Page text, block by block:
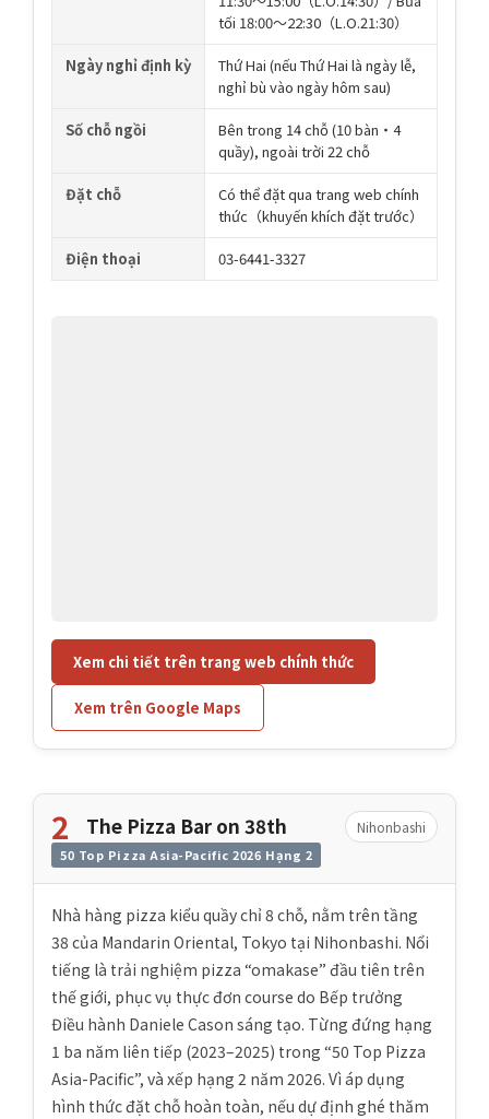
tối 18:00〜22:30（L.O.21:30）
Ngày nghỉ định kỳ
Thứ Hai (nếu Thứ Hai là ngày lễ,
nghỉ bù vào ngày hôm sau)
Số chỗ ngồi
Bên trong 14 chỗ (10 bàn・4
quầy), ngoài trời 22 chỗ
Đặt chỗ
Có thể đặt qua trang web chính
thức（khuyến khích đặt trước）
Điện thoại 03-6441-3327
Xem chi tiết trên trang web chính thức
Xem trên Google Maps
2 The Pizza Bar on 38th Nihonbashi
50 Top Pizza Asia-Pacific 2026 Hạng 2
Nhà hàng pizza kiểu quầy chỉ 8 chỗ, nằm trên tầng
38 của Mandarin Oriental, Tokyo tại Nihonbashi. Nổi
tiếng là trải nghiệm pizza “omakase” đầu tiên trên
thế giới, phục vụ thực đơn course do Bếp trưởng
Điều hành Daniele Cason sáng tạo. Từng đứng hạng
1 ba năm liên tiếp (2023–2025) trong “50 Top Pizza
Asia-Pacific”, và xếp hạng 2 năm 2026. Vì áp dụng
hình thức đặt chỗ hoàn toàn, nếu dự định ghé thăm